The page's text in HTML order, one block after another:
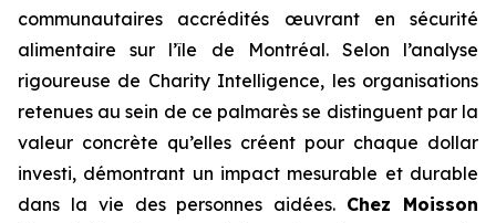
communautaires accrédités œuvrant en sécurité
alimentaire sur l’île de Montréal. Selon l’analyse
rigoureuse de Charity Intelligence, les organisations
retenues au sein de ce palmarès se distinguent par la
valeur concrète qu’elles créent pour chaque dollar
investi, démontrant un impact mesurable et durable
dans la vie des personnes aidées. Chez Moisson